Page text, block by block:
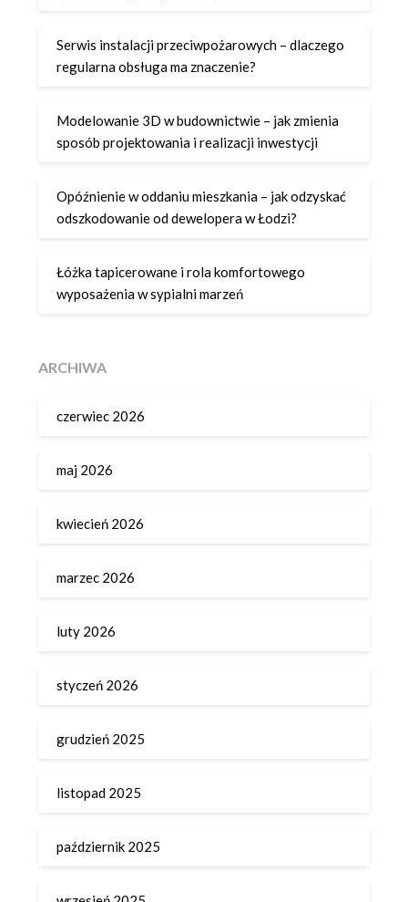
Serwis instalacji przeciwpożarowych – dlaczego
regularna obsługa ma znaczenie?
Modelowanie 3D w budownictwie – jak zmienia
sposób projektowania i realizacji inwestycji
Opóźnienie w oddaniu mieszkania – jak odzyskać
odszkodowanie od dewelopera w Łodzi?
Łóżka tapicerowane i rola komfortowego
wyposażenia w sypialni marzeń
ARCHIWA
czerwiec 2026
maj 2026
kwiecień 2026
marzec 2026
luty 2026
styczeń 2026
grudzień 2025
listopad 2025
październik 2025